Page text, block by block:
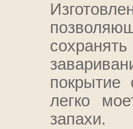
покрытие
легко
запахи.